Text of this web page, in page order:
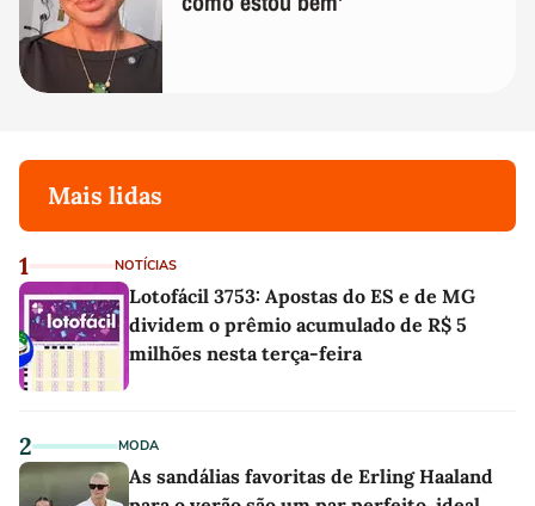
Mais lidas
1 NOTÍCIAS
Lotofácil 3753: Apostas do ES e de MG
dividem o prêmio acumulado de R$ 5
milhões nesta terça-feira
2 MODA
As sandálias favoritas de Erling Haaland